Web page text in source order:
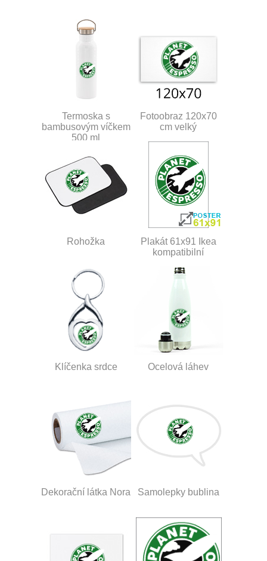
Termoska s
bambusovým víčkem
500 ml
Fotoobraz 120x70
cm velký
Rohožka
Plakát 61x91 Ikea
kompatibilní
Klíčenka srdce Ocelová láhev
Dekorační látka Nora Samolepky bublina